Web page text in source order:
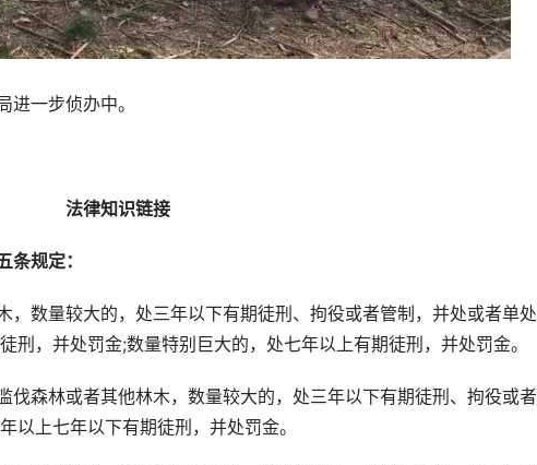
一步侦办中。
法律知识链接
条规定：
数量较大的，处三年以下有期徒刑、拘役或者管制，并处或者单
刑，并处罚金;数量特别巨大的，处七年以上有期徒刑，并处罚金。
森林或者其他林木，数量较大的，处三年以下有期徒刑、拘役或
以上七年以下有期徒刑，并处罚金。